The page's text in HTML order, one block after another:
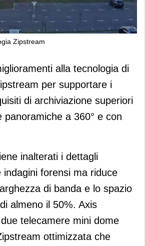
Zipstream
tecnologia Zipstream
alla tecnologia di
per supportare i
di archiviazione superiori
panoramiche a 360° e con
inalterati i dettagli
indagini forensi ma riduce
di banda e lo spazio
almeno il 50%. Axis
telecamere mini dome
ottimizzata che